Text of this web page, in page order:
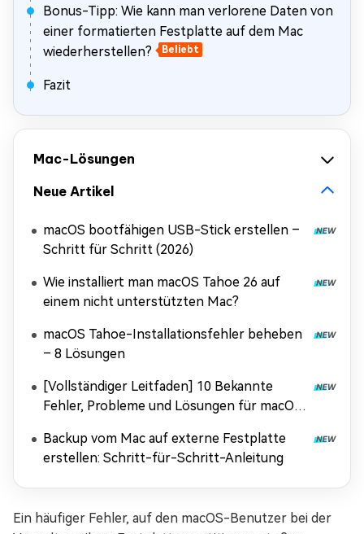
Bonus-Tipp: Wie kann man verlorene Daten von
einer formatierten Festplatte auf dem Mac
wiederherstellen?
Beliebt
Fazit
Mac-Lösungen
Neue Artikel
macOS bootfähigen USB-Stick erstellen –
Schritt für Schritt (2026)
Wie installiert man macOS Tahoe 26 auf
einem nicht unterstützten Mac?
macOS Tahoe-Installationsfehler beheben
– 8 Lösungen
[Vollständiger Leitfaden] 10 Bekannte
Fehler, Probleme und Lösungen für macOS
Backup vom Mac auf externe Festplatte
erstellen: Schritt-für-Schritt-Anleitung
Ein häufiger Fehler, auf den macOS-Benutzer bei der